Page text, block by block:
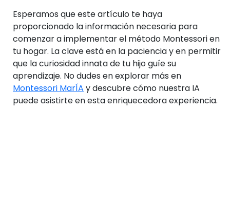
Esperamos que este artículo te haya
proporcionado la información necesaria para
comenzar a implementar el método Montessori en
tu hogar. La clave está en la paciencia y en permitir
que la curiosidad innata de tu hijo guíe su
aprendizaje. No dudes en explorar más en
Montessori MarÍA y descubre cómo nuestra IA
puede asistirte en esta enriquecedora experiencia.